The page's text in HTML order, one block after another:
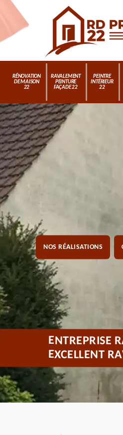
RÉNOVATION
DE MAISON
22
RAVALEMENT
PEINTURE
FAÇADE 22
PEINTRE
INTÉRIEUR
22
NOS RÉALISATIONS
ENTREPRISE
EXCELLENT